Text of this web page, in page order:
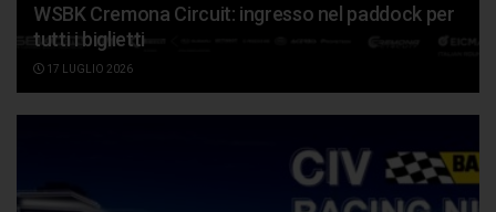
WSBK Cremona Circuit: ingresso nel paddock per
tutti i biglietti
17 LUGLIO 2026